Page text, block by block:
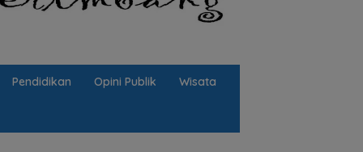
Pendidikan Opini Publik Wisata